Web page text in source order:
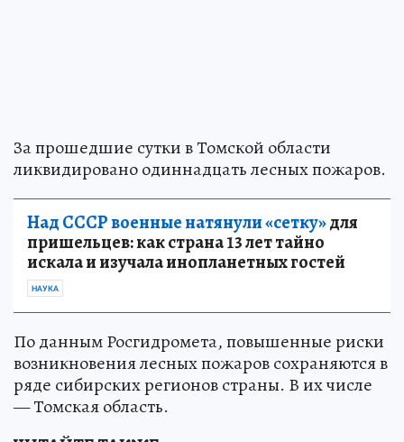
За прошедшие сутки в Томской области
ликвидировано одиннадцать лесных пожаров.
Над СССР военные натянули «сетку»для
пришельцев: как страна 13 лет тайно
искала и изучала инопланетных гостей
НАУКА
По данным Росгидромета, повышенные риски
возникновения лесных пожаров сохраняются в
ряде сибирских регионов страны. В их числе
— Томская область.